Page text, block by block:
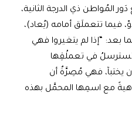
المُواطن ذي الدرجة الثانية،
فيما تتعملَق أمامه (يُعاد)،
بعد: “إذا لم يتغيروا فهي
في تعملُقِها
يختبآ، فهي مُصِرَّةٌ أن
مع اسمِها المحمَّل بهذه